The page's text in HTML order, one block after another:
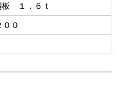
１．６ｔ
００